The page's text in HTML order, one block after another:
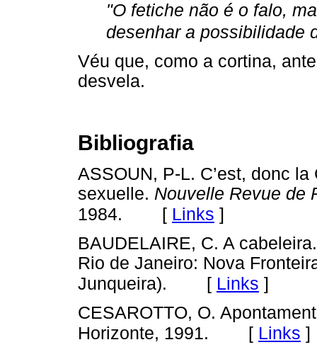
"O fetiche não é o falo,
desenhar a possibilidade
Véu que, como a cortina,
desvela.
Bibliografia
ASSOUN, P-L. C’est, donc
sexuelle. Nouvelle Revue de
1984. [ Links ]
BAUDELAIRE, C. A
Rio de Janeiro: Nova
Junqueira). [ Links ]
CESAROTTO, O.
Horizonte, 1991. [ Links ]